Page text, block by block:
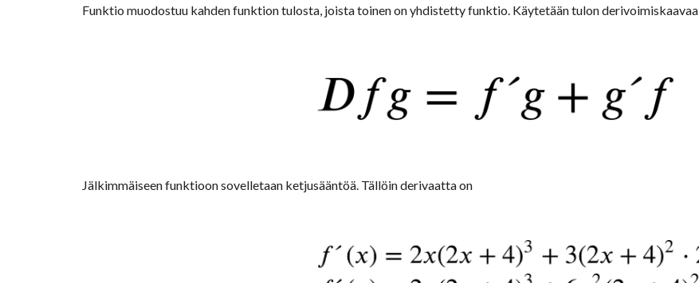
Funktio muodostuu kahden funktion tulosta, joista toinen on yhdistetty funktio. Käytetään tulon derivoimiskaavaa
Jälkimmäiseen funktioon sovelletaan ketjusääntöä. Tällöin derivaatta on